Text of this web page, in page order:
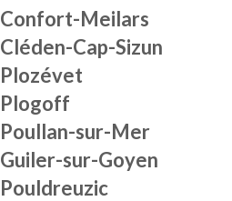
Confort-Meilars
Cléden-Cap-Sizun
Plozévet
Plogoff
Poullan-sur-Mer
Guiler-sur-Goyen
Pouldreuzic